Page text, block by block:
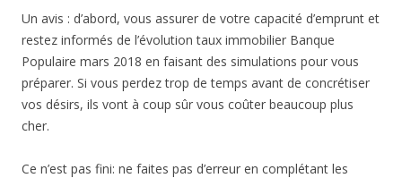
Un avis : d’abord, vous assurer de votre capacité d’emprunt et
restez informés de l’évolution taux immobilier Banque
Populaire mars 2018 en faisant des simulations pour vous
préparer. Si vous perdez trop de temps avant de concrétiser
vos désirs, ils vont à coup sûr vous coûter beaucoup plus
cher.
Ce n’est pas fini: ne faites pas d’erreur en complétant les